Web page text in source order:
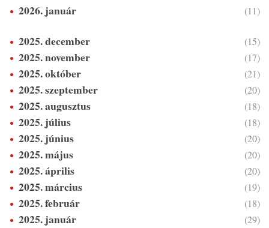
2026. január (11)
2025. december (15)
2025. november (17)
2025. október (21)
2025. szeptember (20)
2025. augusztus (18)
2025. július (18)
2025. június (20)
2025. május (20)
2025. április (20)
2025. március (19)
2025. február (18)
2025. január (29)